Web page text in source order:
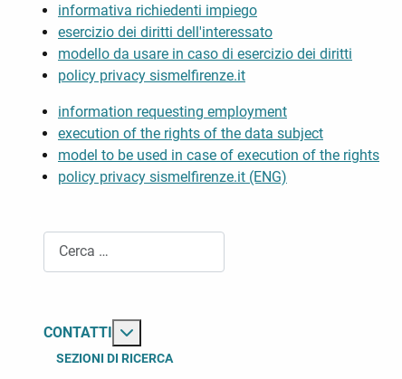
informativa richiedenti impiego
esercizio dei diritti dell'interessato
modello da usare in caso di esercizio dei diritti
policy privacy sismelfirenze.it
information requesting employment
execution of the rights of the data subject
model to be used in case of execution of the rights
policy privacy sismelfirenze.it (ENG)
CONTATTI
SEZIONI DI RICERCA